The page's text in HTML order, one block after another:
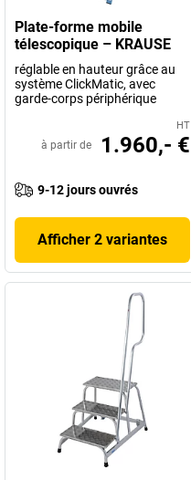
Plate-forme mobile
télescopique – KRAUSE
réglable en hauteur grâce au
système ClickMatic, avec
garde-corps périphérique
HT
à partir de 1.960,- €
9-12 jours ouvrés
Afficher 2 variantes